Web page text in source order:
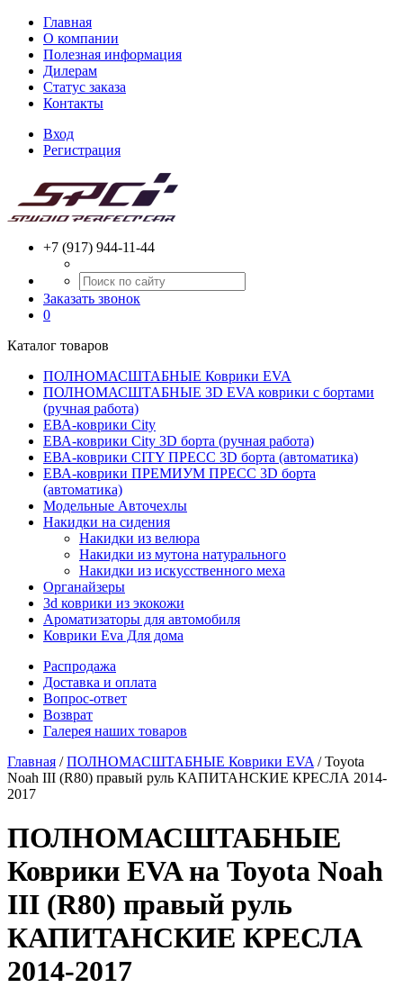
Главная
О компании
Полезная информация
Дилерам
Статус заказа
Контакты
Вход
Регистрация
+7 (917) 944-11-44
Заказать звонок
0
Каталог товаров
ПОЛНОМАСШТАБНЫЕ Коврики EVA
ПОЛНОМАСШТАБНЫЕ 3D EVA коврики с бортами
(ручная работа)
ЕВА-коврики City
ЕВА-коврики City 3D борта (ручная работа)
ЕВА-коврики CITY ПРЕСС 3D борта (автоматика)
ЕВА-коврики ПРЕМИУМ ПРЕСС 3D борта
(автоматика)
Модельные Авточехлы
Накидки на сидения
Накидки из велюра
Накидки из мутона натурального
Накидки из искусственного меха
Органайзеры
3d коврики из экокожи
Ароматизаторы для автомобиля
Коврики Eva Для дома
Распродажа
Доставка и оплата
Вопрос-ответ
Возврат
Галерея наших товаров
Главная /ПОЛНОМАСШТАБНЫЕ Коврики EVA / Toyota
Noah III (R80) правый руль КАПИТАНСКИЕ КРЕСЛА 2014-
2017
ПОЛНОМАСШТАБНЫЕ
Коврики EVA на Toyota Noah
III (R80) правый руль
КАПИТАНСКИЕ КРЕСЛА
2014-2017